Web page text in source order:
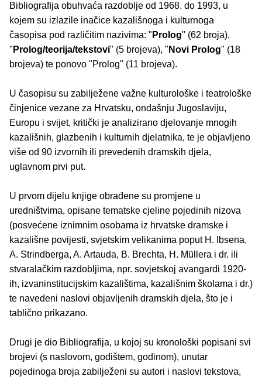
Bibliograﬁja obuhvaća razdoblje od 1968. do 1993, u
kojem su izlazile inačice kazališnoga i kulturnoga
časopisa pod različitim nazivima: " Prolog" (62 broja),
" Prolog/teorija/tekstovi" (5 brojeva), " Novi Prolog" (18
brojeva) te ponovo "Prolog" (11 brojeva).
U časopisu su zabilježene važne kulturološke i teatrološke
činjenice vezane za Hrvatsku, ondašnju Jugoslaviju,
Europu i svijet, kritički je analizirano djelovanje mnogih
kazališnih, glazbenih i kulturnih djelatnika, te je objavljeno
više od 90 izvornih ili prevedenih dramskih djela,
uglavnom prvi put.
U prvom dijelu knjige obrađene su promjene u
uredništvima, opisane tematske cjeline pojedinih nizova
(posvećene iznimnim osobama iz hrvatske dramske i
kazališne povijesti, svjetskim velikanima poput H. Ibsena,
A. Strindberga, A. Artauda, B. Brechta, H. Müllera i dr. ili
stvaralačkim razdobljima, npr. sovjetskoj avangardi 1920-
ih, izvaninstitucijskim kazalištima, kazališnim školama i dr.)
te navedeni naslovi objavljenih dramskih djela, što je i
tablično prikazano.
Drugi je dio Bibliograﬁja, u kojoj su kronološki popisani svi
brojevi (s naslovom, godištem, godinom), unutar
pojedinoga broja zabilježeni su autori i naslovi tekstova,